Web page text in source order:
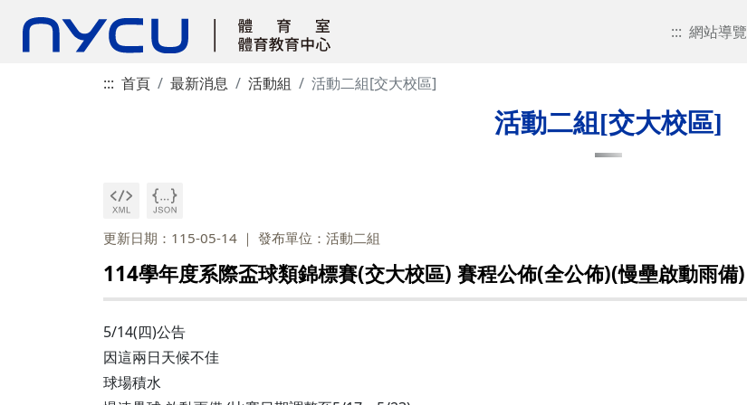
::: 網站導覽
::: 首頁 最新消息 活動組 活動二組[交大校區]
活動二組[交大校區]
更新日期：115-05-14 發布單位：活動二組
114學年度系際盃球類錦標賽(交大校區) 賽程公佈(全公佈)(慢壘啟動雨備)
5/14(四)公告
因這兩日天候不佳
球場積水